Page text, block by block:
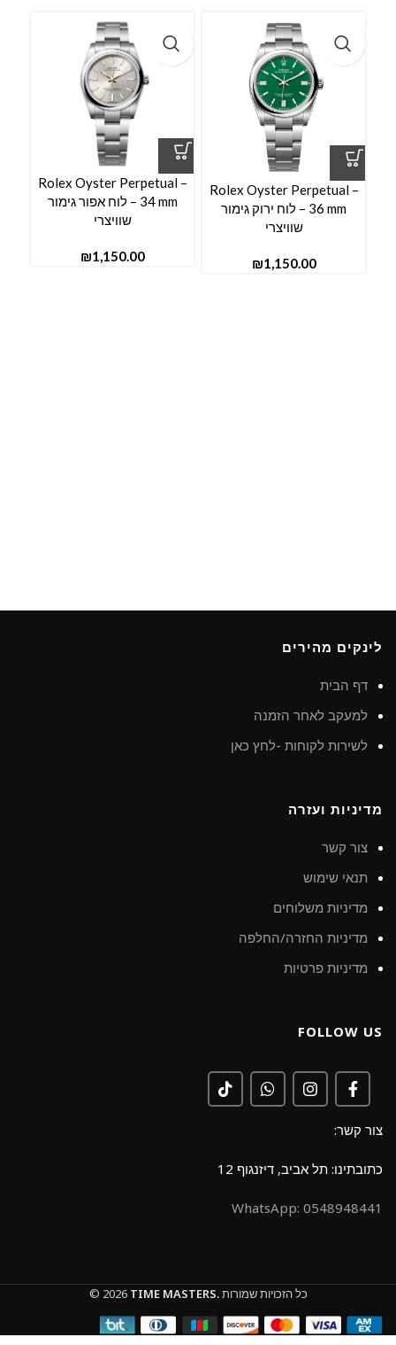
Rolex Oyster Perpetual –
36 mm – לוח ירוק גימור
שוויצרי
₪
Rolex Oyster Perpetual –
34 mm – לוח אפור גימור
שוויצרי
₪
לינקים מהירים
דף הבית
למעקב לאחר הזמנה
לשירות לקוחות -לחץ כאן
מדיניות ועזרה
צור קשר
תנאי שימוש
מדיניות משלוחים
מדיניות החזרה/החלפה
מדיניות פרטיות
FOLLOW US
צור קשר:
כתובתינו: תל אביב, דיזנגוף 12
0548948441 :WhatsApp
© 2026 TIME MASTERS.כל הזכויות שמורות